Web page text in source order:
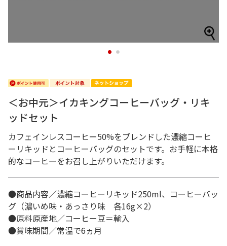
1 2
＜お中元＞イカキングコーヒーバッグ・リキ
ッドセット
カフェインレスコーヒー50%をブレンドした濃縮コーヒ
ーリキッドとコーヒーバッグのセットです。お手軽に本格
的なコーヒーをお召し上がりいただけます。
●商品内容／濃縮コーヒーリキッド250ml、コーヒーバッ
グ（濃いめ味・あっさり味 各16g×2）
●原料原産地／コーヒー豆＝輸入
●賞味期間／常温で6ヵ月